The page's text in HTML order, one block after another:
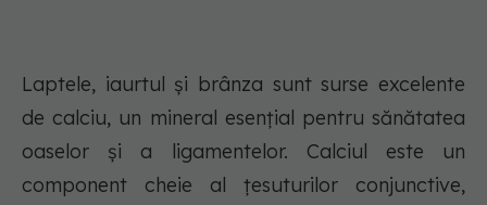
Laptele, iaurtul și brânza sunt surse excelente
de calciu, un mineral esențial pentru sănătatea
oaselor și a ligamentelor. Calciul este un
component cheie al țesuturilor conjunctive,